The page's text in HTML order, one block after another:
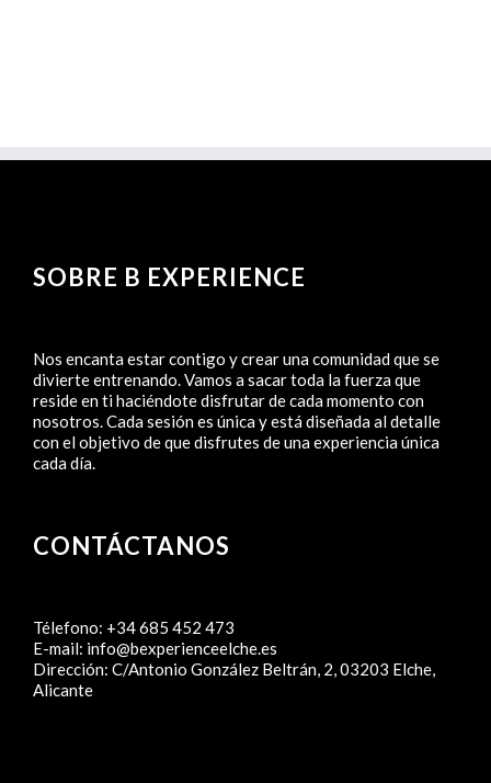
SOBRE B EXPERIENCE
Nos encanta estar contigo y crear una comunidad que se
divierte entrenando. Vamos a sacar toda la fuerza que
reside en ti haciéndote disfrutar de cada momento con
nosotros. Cada sesión es única y está diseñada al detalle
con el objetivo de que disfrutes de una experiencia única
cada día.
CONTÁCTANOS
Télefono: +34 685 452 473
E-mail: info@bexperienceelche.es
Dirección: C/Antonio González Beltrán, 2, 03203 Elche,
Alicante